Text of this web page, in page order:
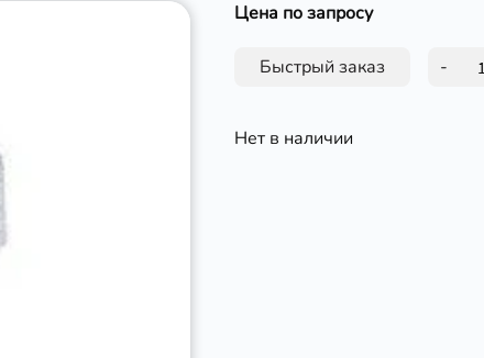
Цена по запросу
Быстрый заказ -
Нет в наличии